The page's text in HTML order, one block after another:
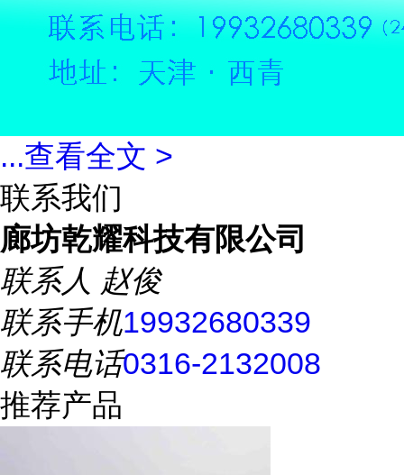
...查看全文 >
联系我们
廊坊乾耀科技有限公司
联系人 赵俊
联系手机19932680339
联系电话0316-2132008
推荐产品